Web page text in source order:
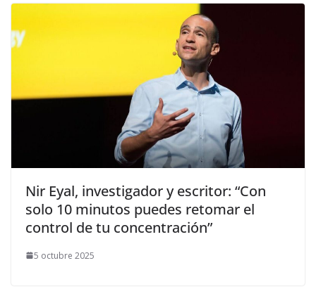
Nir Eyal, investigador y escritor: “Con
solo 10 minutos puedes retomar el
control de tu concentración”
5 octubre 2025